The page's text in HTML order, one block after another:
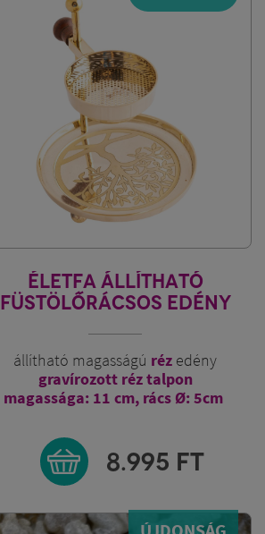
ÉLETFA ÁLLÍTHATÓ
FÜSTÖLŐRÁCSOS EDÉNY
állítható magasságú réz edény
gravírozott réz talpon
magassága: 11 cm, rács Ø: 5cm
8.995 FT